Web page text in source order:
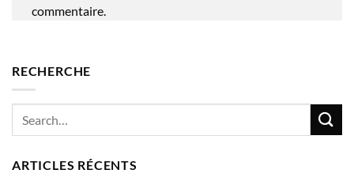
commentaire.
RECHERCHE
ARTICLES RÉCENTS